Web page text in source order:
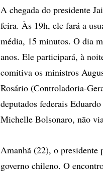
A chegada do presidente
feira. Às 19h, ele fará a
média, 15 minutos. O dia
anos. Ele participará, à
comitiva os ministros
Rosário (Controladoria-
deputados federais
Michelle Bolsonaro, não
Amanhã (22), o presidente
governo chileno. O